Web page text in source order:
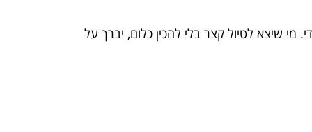
מי שיצא לטיול קצר בלי להכין כלום, יברך על